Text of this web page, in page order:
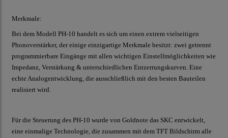
Merkmale:
Bei dem Modell PH-10 handelt es sich um einen extrem vielseitigen
Phonoverstärker, der einige einzigartige Merkmale besitzt: zwei getrennt
programmierbare Eingänge mit allen wichtigen Einstellmöglichkeiten wie
Impedanz, Verstärkung & unterschiedlichen Entzerrungskurven. Eine
echte Analogentwicklung, die ausschließlich mit den besten Bauteilen
realisiert wird.
Für die Steuerung des PH-10 wurde von Goldnote das SKC entwickelt,
eine einmalige Technologie, die zusammen mit dem TFT Bildschirm alle